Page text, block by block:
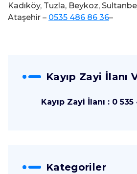
Kadıköy, Tuzla, Beykoz,
Ataşehir – 0535 486 86 36–
Kayıp Zayi İlanı
Kayıp Zayi İlanı : 0
Kategoriler